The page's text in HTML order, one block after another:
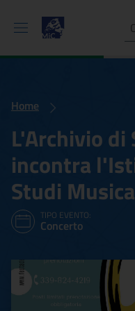
Home
L'Archivio di
incontra
Studi
TIPO EVENTO:
Concerto
L'Archivio